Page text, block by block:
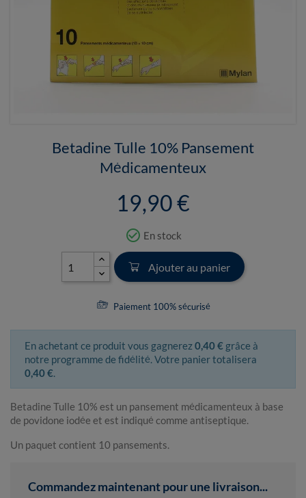
Betadine Tulle 10% Pansement
Médicamenteux
19,90 €
check_circle_outline En stock
Ajouter au panier
Paiement 100% sécurisé
En achetant ce produit vous gagnerez0,40 € grâce à
notre programme de fidélité. Votre panier totalisera
0,40 €.
Betadine Tulle 10% est un pansement médicamenteux à base
de povidone iodée et est indiqué comme antiseptique.
Un paquet contient 10 pansements.
Commandez maintenant pour une livraison...